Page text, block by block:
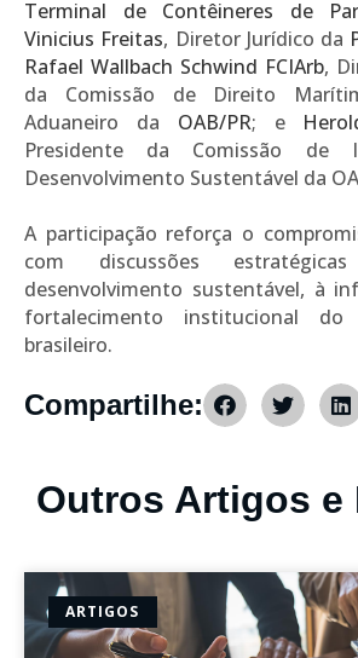
Terminal de Contêineres de
Vinicius Freitas, Diretor Jurídico da
Rafael Wallbach Schwind FCIArb,
da Comissão de Direito
Aduaneiro da OAB/PR; e
Presidente da Comissão de
Desenvolvimento Sustentável da
A participação reforça o
com discussões
desenvolvimento sustentável, à
fortalecimento institucional
brasileiro.
Compartilhe:
Outros Artigos e
ARTIGOS